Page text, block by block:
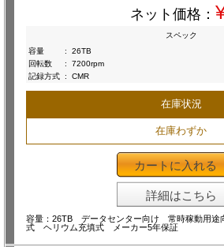
ネット価格：
スペック
容量
:
26TB
回転数
:
7200rpm
記録方式 : CMR
在庫状況
在庫わずか
カートに入れる
詳細はこちら
容量：26TB データセンター向け 常時稼動用
式 ヘリウム充填式 メーカー5年保証